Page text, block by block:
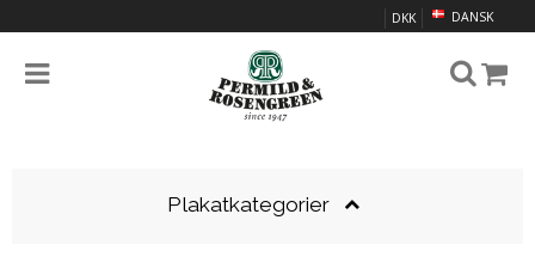
DANSK
DKK
Plakatkategorier